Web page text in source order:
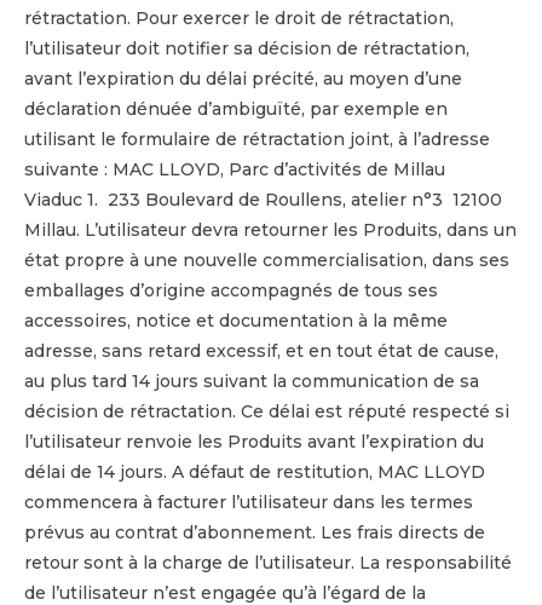
rétractation. Pour exercer le droit de rétractation,
l’utilisateur doit notifier sa décision de rétractation,
avant l’expiration du délai précité, au moyen d’une
déclaration dénuée d’ambiguïté, par exemple en
utilisant le formulaire de rétractation joint, à l’adresse
suivante : MAC LLOYD, Parc d’activités de Millau
Viaduc 1. 233 Boulevard de Roullens, atelier n°3 12100
Millau. L’utilisateur devra retourner les Produits, dans un
état propre à une nouvelle commercialisation, dans ses
emballages d’origine accompagnés de tous ses
accessoires, notice et documentation à la même
adresse, sans retard excessif, et en tout état de cause,
au plus tard 14 jours suivant la communication de sa
décision de rétractation. Ce délai est réputé respecté si
l’utilisateur renvoie les Produits avant l’expiration du
délai de 14 jours. A défaut de restitution, MAC LLOYD
commencera à facturer l’utilisateur dans les termes
prévus au contrat d’abonnement. Les frais directs de
retour sont à la charge de l’utilisateur. La responsabilité
de l’utilisateur n’est engagée qu’à l’égard de la